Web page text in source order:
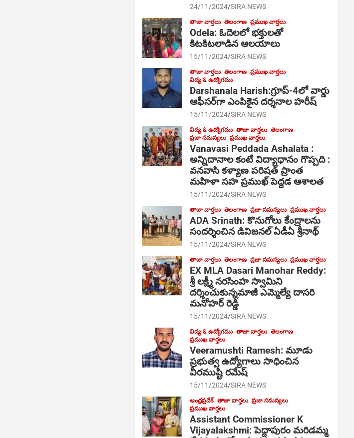
24/11/2024 SIRA NEWS
తాజా వార్తలు తెలంగాణ ప్రముఖ వార్తలు
Odela: ఓదెల‌లో భక్తులతో
కిటకిటలాడిన ఆల‌యాలు
15/11/2024 SIRA NEWS
తాజా వార్తలు తెలంగాణ ప్రముఖ వార్తలు
విద్య & ఉద్యోగము
Darshanala Harish:గ్రూప్-4లో వార్డు
ఆఫీసర్‌గా ఎంపికైన దర్శనాల హరీష్
15/11/2024 SIRA NEWS
విద్య & ఉద్యోగము తాజా వార్తలు తెలంగాణ
ప్రజా సమస్యలు ప్రముఖ వార్తలు
Vanavasi Peddada Ashalata :
అన్నిదానాల కంటే విద్యాధానం గొప్పది :
వనవాసి కళ్యాణ పరిషత్ ప్రాంత
మహిళా సహ ప్రముఖ్ పెద్దడ ఆశాలత
15/11/2024 SIRA NEWS
తాజా వార్తలు తెలంగాణ ప్రజా సమస్యలు ప్రముఖ వార్తలు
ADA Srinath: కొనుగోలు కేంద్రాల‌ను
సంద‌ర్శించిన డివిజనల్ ఏడీఏ శ్రీనాథ్
15/11/2024 SIRA NEWS
తాజా వార్తలు తెలంగాణ ప్రజా సమస్యలు ప్రముఖ వార్తలు
EX MLA Dasari Manohar Reddy:
శ్రీ లక్ష్మీ నరసింహ స్వామిని
దర్శించుకున్నమాజీ ఎమ్మెల్యే దాసరి
మనోహర్ రెడ్డి
15/11/2024 SIRA NEWS
విద్య & ఉద్యోగము తాజా వార్తలు తెలంగాణ
ప్రముఖ వార్తలు
Veeramushti Ramesh: మూడు
ప్రభుత్వ ఉద్యోగాలు సాధించిన
వీరముష్టి రమేష్
15/11/2024 SIRA NEWS
ఆంధ్రప్రదేశ్ తాజా వార్తలు ప్రజా సమస్యలు
ప్రముఖ వార్తలు
Assistant Commissioner K
Vijayalakshmi: పెద్దాపురం మరిడమ్మ